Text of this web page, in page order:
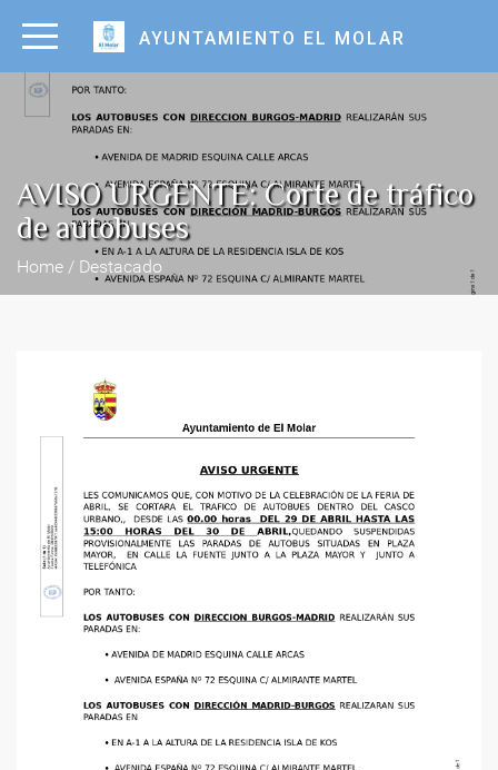
AYUNTAMIENTO EL MOLAR
AVISO URGENTE: Corte de tráfico
de autobuses
Home / Destacado